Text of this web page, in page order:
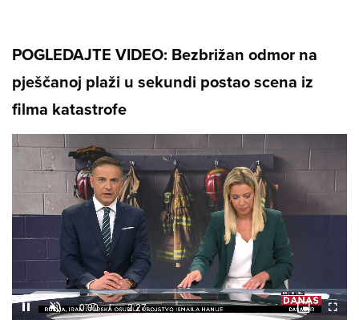
POGLEDAJTE VIDEO: Bezbrižan odmor na
pješčanoj plaži u sekundi postao scena iz
filma katastrofe
Unmute /
Loaded:
9.66%